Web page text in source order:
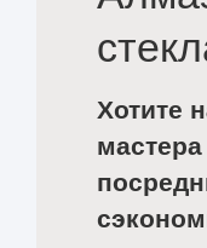
Хотите
мастера